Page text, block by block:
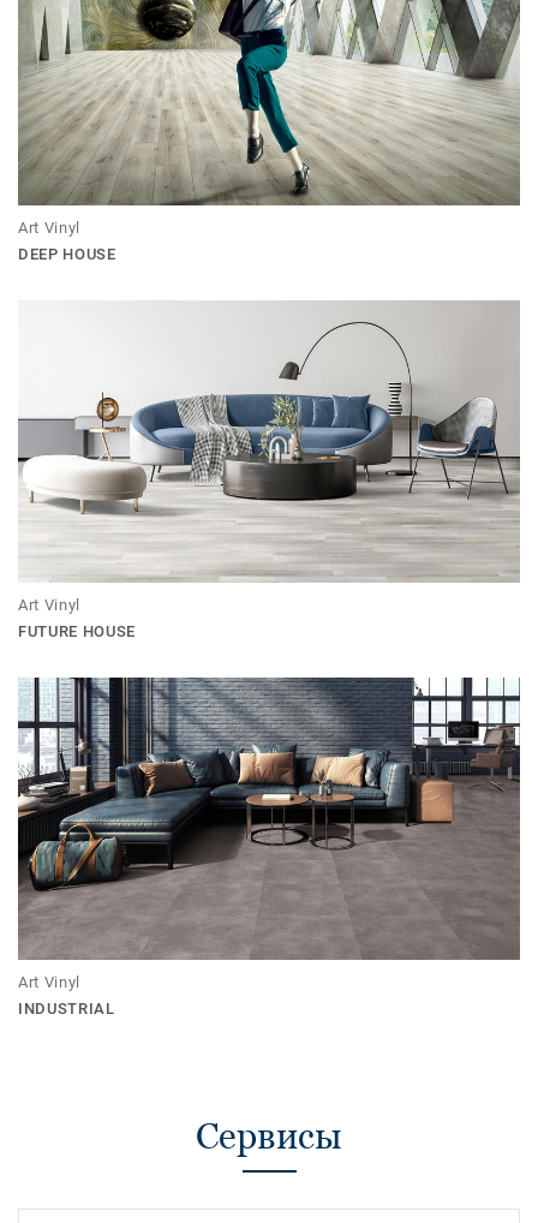
Art Vinyl
DEEP HOUSE
Art Vinyl
FUTURE HOUSE
Art Vinyl
INDUSTRIAL
Сервисы